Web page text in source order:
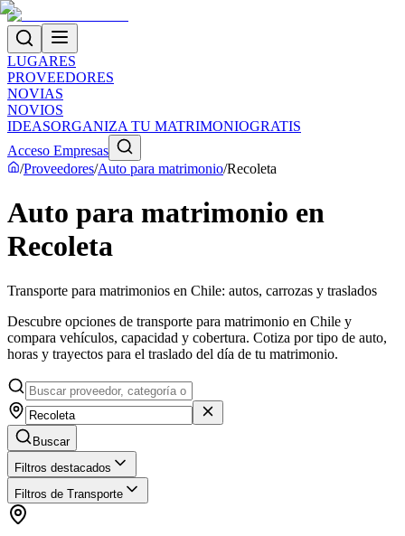
LUGARES
PROVEEDORES
NOVIAS
NOVIOS
IDEASORGANIZA TU MATRIMONIOGRATIS
Acceso Empresas
/Proveedores/Auto para matrimonio/Recoleta
Auto para matrimonio en
Recoleta
Transporte para matrimonios en Chile: autos, carrozas y traslados
Descubre opciones de transporte para matrimonio en Chile y
compara vehículos, capacidad y cobertura. Cotiza por tipo de auto,
horas y trayectos para el traslado del día de tu matrimonio.
Buscar
Filtros destacados
Filtros de Transporte